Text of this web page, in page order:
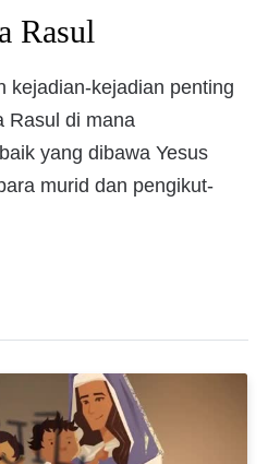
Rasul
kejadian-kejadian penting
Rasul di mana
yang dibawa Yesus
murid dan pengikut-